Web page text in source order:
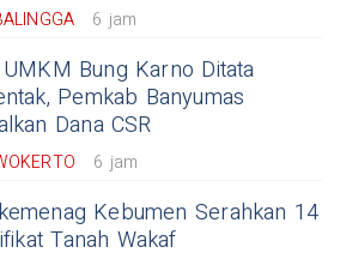
6 jam
Bung Karno Ditata
Pemkab Banyumas
Dana CSR
6 jam
Kebumen Serahkan 14
Tanah Wakaf